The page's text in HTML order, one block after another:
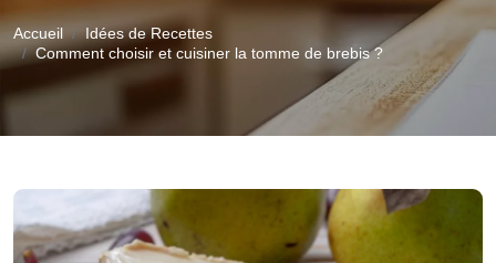
Accueil
Idées de Recettes
Comment choisir et cuisiner la tomme de brebis ?